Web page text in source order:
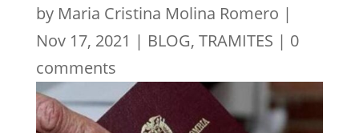
by Maria Cristina Molina Romero |
Nov 17, 2021 | BLOG, TRAMITES | 0
comments